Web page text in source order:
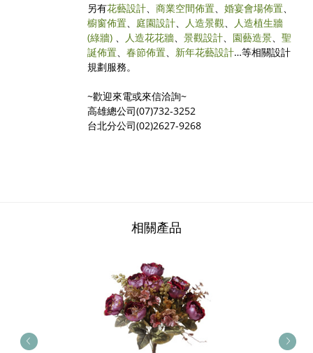
另有花藝設計、商業空間佈置、婚宴會場佈置、
櫥窗佈置、 庭園設計、 人造景觀、 人造植生牆
(綠牆) 、 人造花花牆、景觀設計、 園藝造景、聖
誕佈置、春節佈置、 新年花藝設計…等相關設計
規劃服務。
~歡迎來電或來信洽詢~
高雄總公司(07)732-3252
台北分公司(02)2627-9268
相關產品